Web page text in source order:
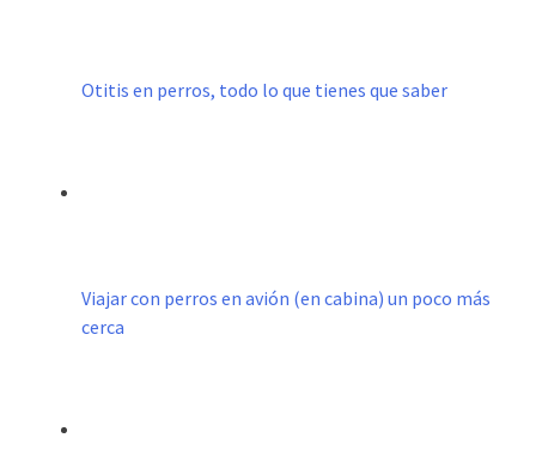
Otitis en perros, todo lo que tienes que saber
Viajar con perros en avión (en cabina) un poco más
cerca